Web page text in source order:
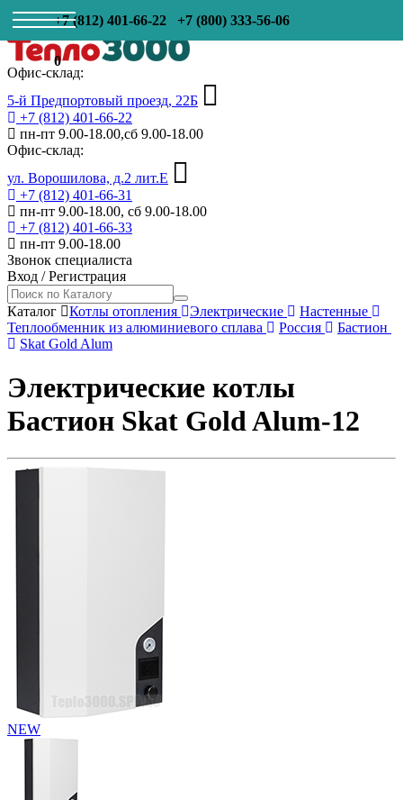
+7 (812) 401-66-22 +7 (800) 333-56-06
0
Офис-склад:
5-й Предпортовый проезд, 22Б
+7 (812) 401-66-22
пн-пт 9.00-18.00,сб 9.00-18.00
Офис-склад:
ул. Ворошилова, д.2 лит.Е
+7 (812) 401-66-31
пн-пт 9.00-18.00, сб 9.00-18.00
+7 (812) 401-66-33
пн-пт 9.00-18.00
Звонок специалиста
Вход /Регистрация
Каталог Котлы отопления Электрические
Настенные
Теплообменник из алюминиевого сплава
Россия
Бастион
Skat Gold Alum
Электрические котлы
Бастион Skat Gold Alum-12
NEW